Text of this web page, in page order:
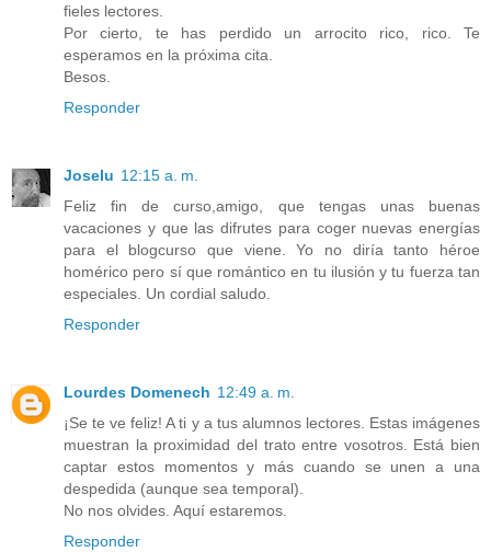
fieles lectores.
Por cierto, te has perdido un arrocito rico, rico. Te
esperamos en la próxima cita.
Besos.
Responder
Joselu 12:15 a. m.
Feliz fin de curso,amigo, que tengas unas buenas
vacaciones y que las difrutes para coger nuevas energías
para el blogcurso que viene. Yo no diría tanto héroe
homérico pero sí que romántico en tu ilusión y tu fuerza tan
especiales. Un cordial saludo.
Responder
Lourdes Domenech 12:49 a. m.
¡Se te ve feliz! A ti y a tus alumnos lectores. Estas imágenes
muestran la proximidad del trato entre vosotros. Está bien
captar estos momentos y más cuando se unen a una
despedida (aunque sea temporal).
No nos olvides. Aquí estaremos.
Responder